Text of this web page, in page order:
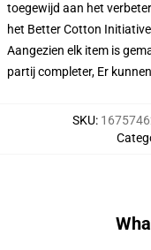
toegewijd aan het
het Better Cotton Initiative
Aangezien elk item is
partij completer, Er
SKU: